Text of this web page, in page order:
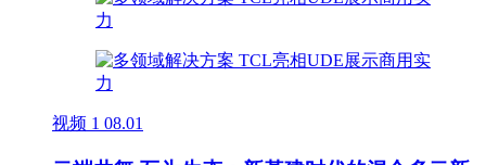
视频 1 08.01